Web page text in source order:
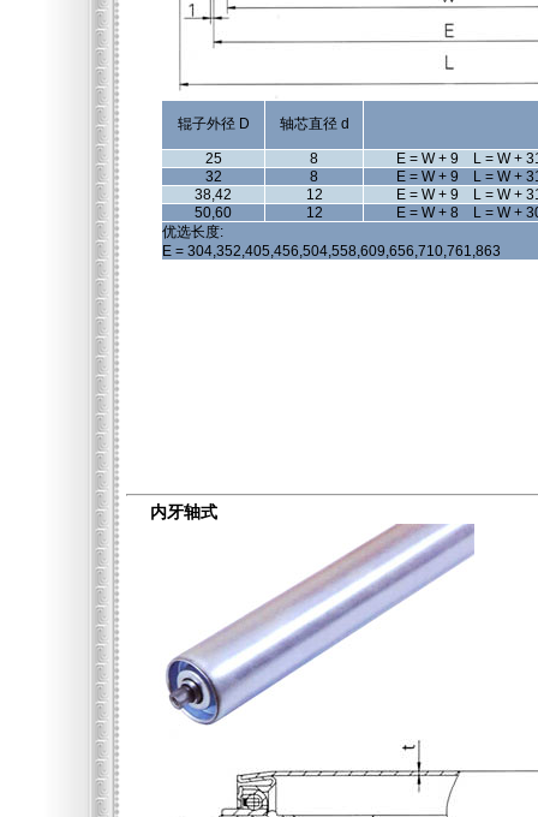
辊子外径 D 轴芯直径 d
25 8
E = W + 9 L = W +
32
8
E = W + 9 L = W +
38,42
12
E = W + 9 L = W +
50,60
12
E = W + 8 L = W +
优选长度:
E = 304,352,405,456,504,558,609,656,710,761,863
内牙轴式